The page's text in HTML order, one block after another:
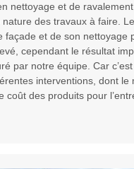
nettoyage et de
des travaux à faire.
façade et de son nettoyage
cependant le résultat
par notre équipe. Car
interventions, dont le
coût des produits pour